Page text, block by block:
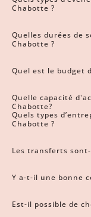
Chabotte ?
Quelles durées de
Chabotte ?
Quel est le budget
Quelle capacité
Chabotte?
Quels types
Chabotte ?
Les transferts
Y a-t-il une bonne
Est-il possible de